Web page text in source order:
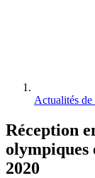
Actualités
Réception
olympiques
2020